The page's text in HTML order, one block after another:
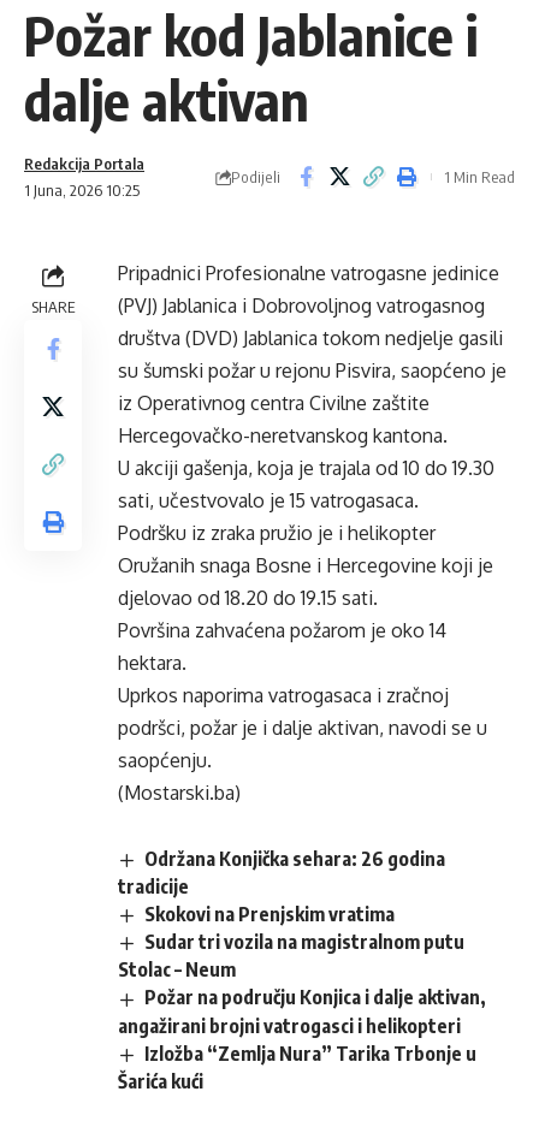
Požar kod Jablanice i
dalje aktivan
1 Juna, 2026 10:25
Redakcija Portala
Podijeli 1 Min Read
SHARE
Pripadnici Profesionalne vatrogasne jedinice
(PVJ) Jablanica i Dobrovoljnog vatrogasnog
društva (DVD) Jablanica tokom nedjelje gasili
su šumski požar u rejonu Pisvira, saopćeno je
iz Operativnog centra Civilne zaštite
Hercegovačko-neretvanskog kantona.
U akciji gašenja, koja je trajala od 10 do 19.30
sati, učestvovalo je 15 vatrogasaca.
Podršku iz zraka pružio je i helikopter
Oružanih snaga Bosne i Hercegovine koji je
djelovao od 18.20 do 19.15 sati.
Površina zahvaćena požarom je oko 14
hektara.
Uprkos naporima vatrogasaca i zračnoj
podršci, požar je i dalje aktivan, navodi se u
saopćenju.
(Mostarski.ba)
Održana Konjička sehara: 26 godina
tradicije
Skokovi na Prenjskim vratima
Sudar tri vozila na magistralnom putu
Stolac – Neum
Požar na području Konjica i dalje aktivan,
angažirani brojni vatrogasci i helikopteri
Izložba “Zemlja Nura” Tarika Trbonje u
Šarića kući